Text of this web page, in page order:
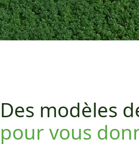
Des modèles
pour vous